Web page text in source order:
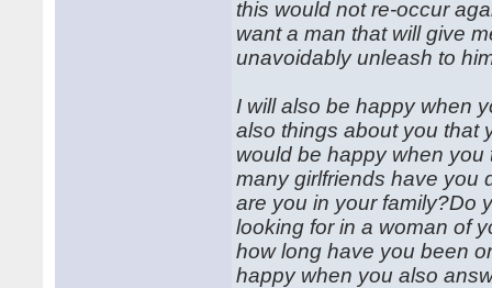
this would not re-occur
want a man that will give
unavoidably unleash to
I will also be happy when
also things about you that
would be happy when
many girlfriends have you
are you in your family?Do
looking for in a woman of
how long have you been
happy when you also